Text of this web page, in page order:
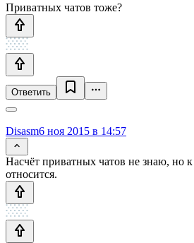
Приватных чатов тоже?
Ответить
Disasm6 ноя 2015 в 14:57
Насчёт приватных чатов не знаю, но
относится.